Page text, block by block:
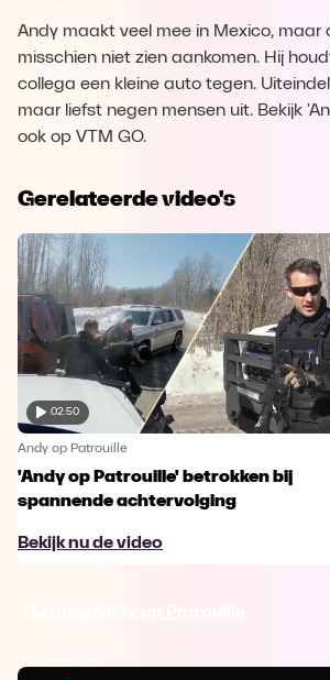
Andy maakt veel mee in Mexico, maar
misschien niet zien aankomen. Hij
collega een kleine auto tegen.
maar liefst negen mensen uit. Bekijk
ook op VTM GO.
Gerelateerde video's
02:50
Andy op Patrouille
'Andy op Patrouille' betrokken bij
spannende achtervolging
Bekijk nu de video